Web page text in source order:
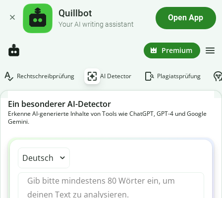
Quillbot
Your AI writing assistant
Open App
Premium
Rechtschreibprüfung AI Detector Plagiatsprüfung
Ein besonderer AI-Detector
Erkenne AI-generierte Inhalte von Tools wie ChatGPT, GPT-4 und Google
Gemini.
Deutsch